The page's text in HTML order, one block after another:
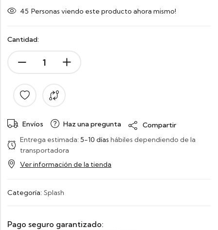
45 Personas viendo este producto ahora mismo!
Cantidad:
Envíos Haz una pregunta
Compartir
Entrega estimada: 5-10 días hábiles dependiendo de la
transportadora
Ver información de la tienda
Categoría: Splash
Pago seguro garantizado: